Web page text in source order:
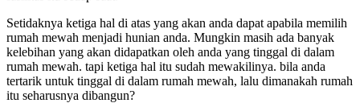
Setidaknya ketiga hal di atas yang akan anda dapat apabila memilih
rumah mewah menjadi hunian anda. Mungkin masih ada banyak
kelebihan yang akan didapatkan oleh anda yang tinggal di dalam
rumah mewah. tapi ketiga hal itu sudah mewakilinya. bila anda
tertarik untuk tinggal di dalam rumah mewah, lalu dimanakah rumah
itu seharusnya dibangun?